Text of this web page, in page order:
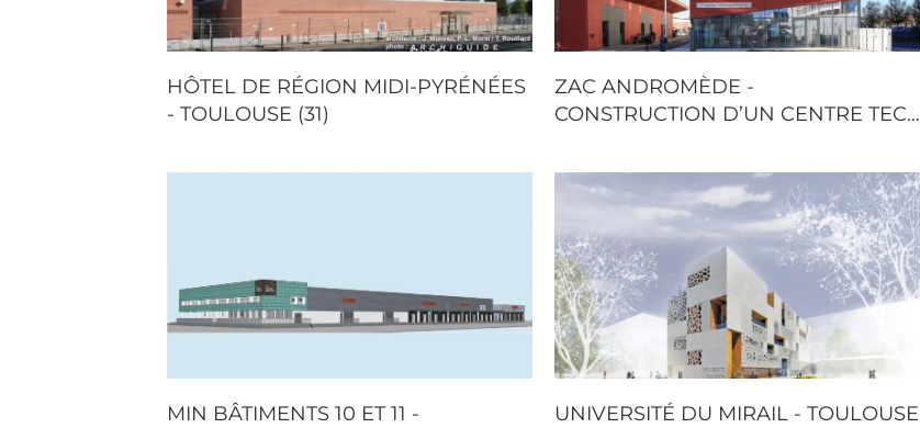
HÔTEL DE RÉGION MIDI-PYRÉNÉES
- TOULOUSE (31)
ZAC ANDROMÈDE -
CONSTRUCTION D’UN CENTRE TEC…
MIN BÂTIMENTS 10 ET 11 -
UNIVERSITÉ DU MIRAIL - TOULOUSE